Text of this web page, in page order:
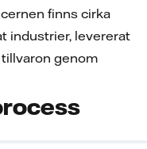
finns cirka
industrier, levererat
genom